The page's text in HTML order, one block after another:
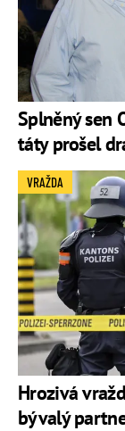
Splněný sen
táty prošel
Hrozivá
bývalý
VRAŽDA